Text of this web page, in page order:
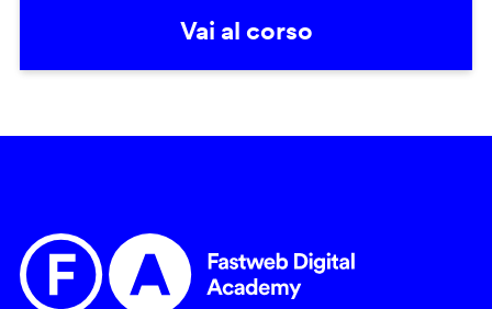
Vai al corso